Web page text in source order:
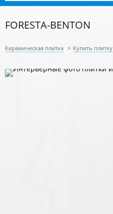
FORESTA-BENTON
Керамическая плитка > Купить плитку